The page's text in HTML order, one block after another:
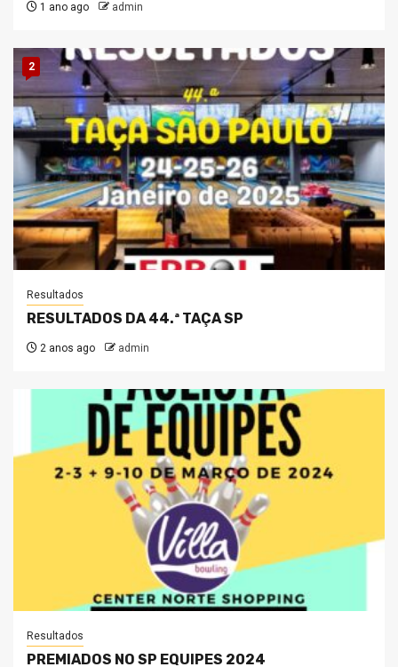
1 ano ago admin
2
Resultados
RESULTADOS DA 44.ª TAÇA SP
2 anos ago admin
Resultados
PREMIADOS NO SP EQUIPES 2024